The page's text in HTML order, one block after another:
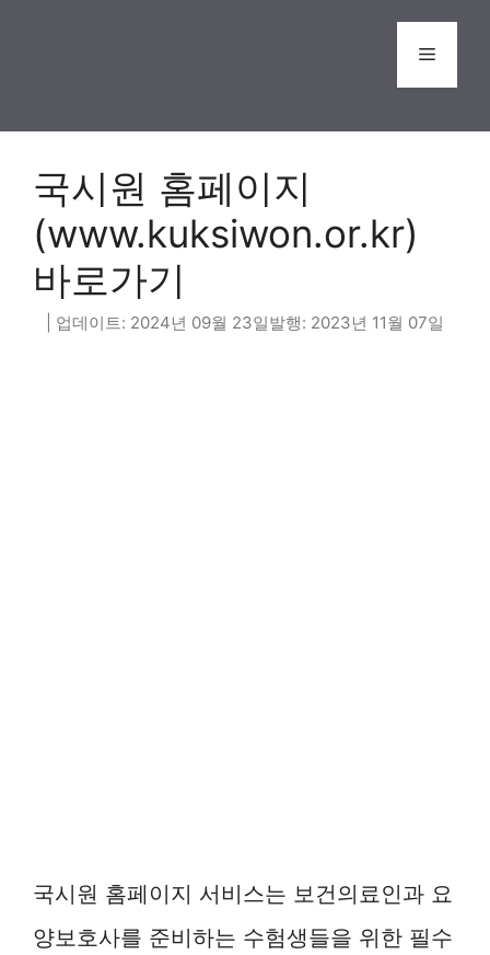
Menu
국시원 홈페이지
(www.kuksiwon.or.kr)
바로가기
2024년 09월 23일 2023년 11월 07일
국시원 홈페이지 서비스는 보건의료인과 요
양보호사를 준비하는 수험생들을 위한 필수